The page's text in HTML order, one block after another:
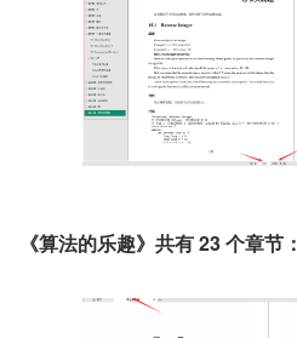
《算法的乐趣》共有 23 个章节：